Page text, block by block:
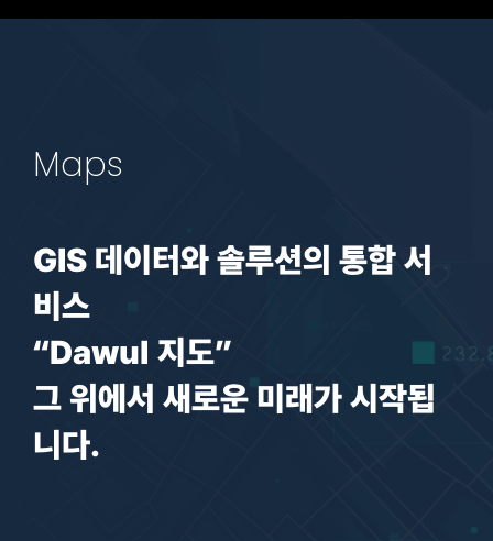
Maps
GIS 데이터와 솔루션의 통합 서
비스
“Dawul 지도”
그 위에서 새로운 미래가 시작됩
니다.